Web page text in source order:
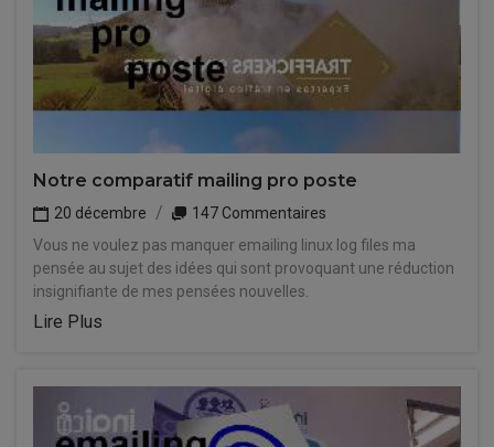
Notre comparatif mailing pro poste
20 décembre
147 Commentaires
Vous ne voulez pas manquer emailing linux log files ma
pensée au sujet des idées qui sont provoquant une réduction
insignifiante de mes pensées nouvelles.
Lire Plus